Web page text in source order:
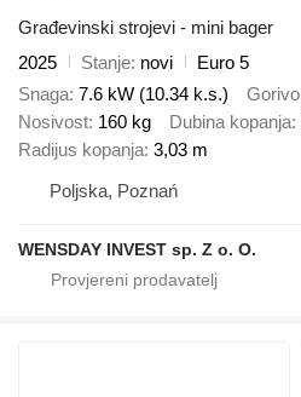
Građevinski strojevi - mini bager
2025
Stanje novi
Euro 5
Snaga 7.6 kW (10.34 k.s.) Gorivo
Nosivost 160 kg Dubina kopanja
Radijus kopanja 3,03 m
Poljska, Poznań
WENSDAY INVEST sp. Z o. O.